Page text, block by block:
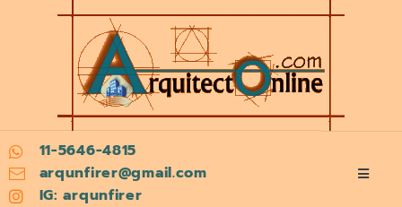
11-5646-4815
arqunfirer@gmail.com
IG: arqunfirer